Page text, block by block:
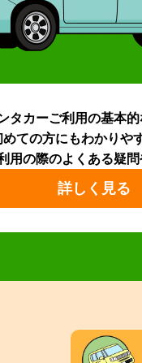
タカーご利用の基本
めての方にもわかりや
用の際のよくある疑問
詳しく見る